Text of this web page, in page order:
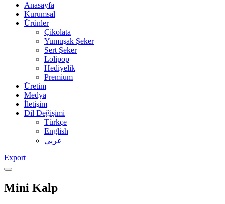
Anasayfa
Kurumsal
Ürünler
Çikolata
Yumuşak Şeker
Sert Şeker
Lolipop
Hediyelik
Premium
Üretim
Medya
İletişim
Dil Değişimi
Türkçe
English
عربى
Export
Mini Kalp